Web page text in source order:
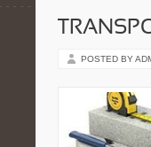
POSTED BY